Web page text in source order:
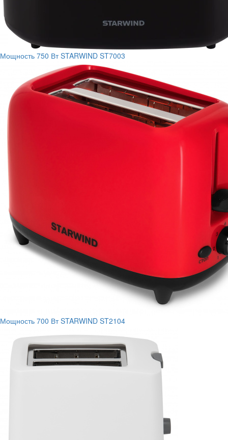
Мощность 750 Вт STARWIND ST7003
Мощность 700 Вт STARWIND ST2104